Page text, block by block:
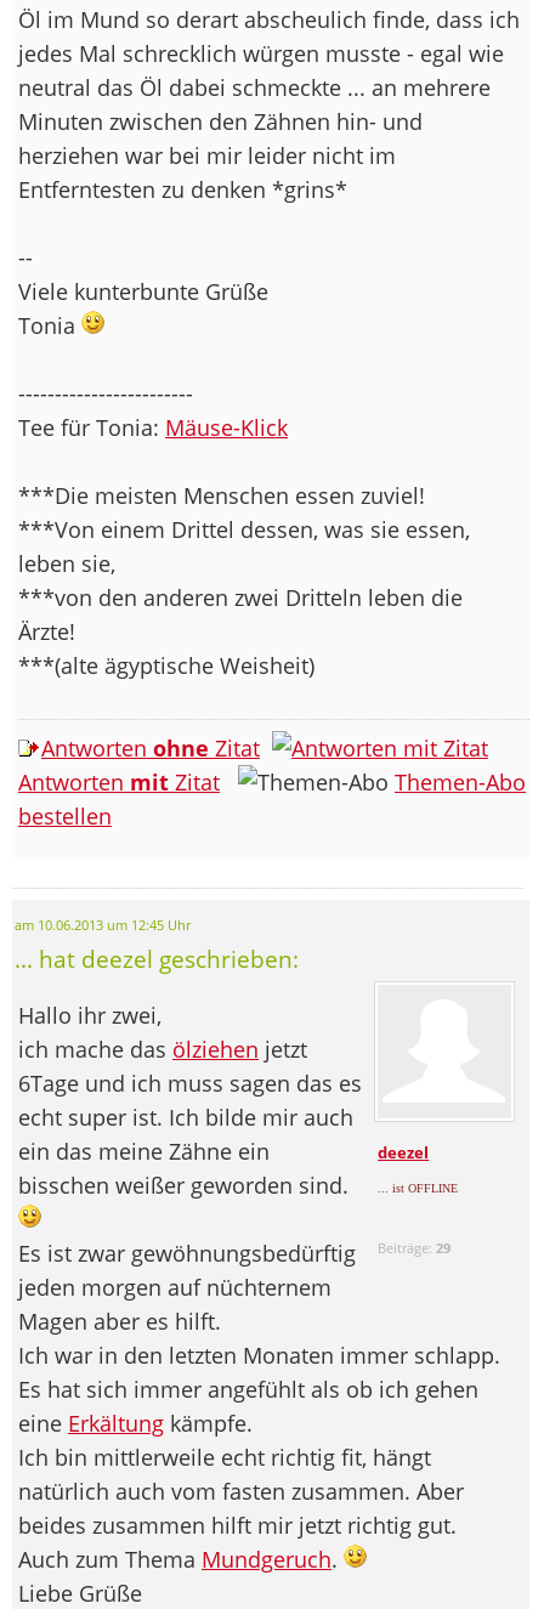
Öl im Mund so derart abscheulich finde, dass ich
jedes Mal schrecklich würgen musste - egal wie
neutral das Öl dabei schmeckte ... an mehrere
Minuten zwischen den Zähnen hin- und
herziehen war bei mir leider nicht im
Entferntesten zu denken *grins*
--
Viele kunterbunte Grüße
Tonia
------------------------
Tee für Tonia: Mäuse-Klick
***Die meisten Menschen essen zuviel!
***Von einem Drittel dessen, was sie essen,
leben sie,
***von den anderen zwei Dritteln leben die
Ärzte!
***(alte ägyptische Weisheit)
Antworten ohne Zitat
Antworten mit Zitat
Themen-Abo
bestellen
am 10.06.2013 um 12:45 Uhr
... hat deezel geschrieben:
deezel
... ist OFFLINE
Beiträge: 29
Hallo ihr zwei,
ich mache das ölziehen jetzt
6Tage und ich muss sagen das es
echt super ist. Ich bilde mir auch
ein das meine Zähne ein
bisschen weißer geworden sind.
Es ist zwar gewöhnungsbedürftig
jeden morgen auf nüchternem
Magen aber es hilft.
Ich war in den letzten Monaten immer schlapp.
Es hat sich immer angefühlt als ob ich gehen
eine Erkältung kämpfe.
Ich bin mittlerweile echt richtig fit, hängt
natürlich auch vom fasten zusammen. Aber
beides zusammen hilft mir jetzt richtig gut.
Auch zum Thema Mundgeruch.
Liebe Grüße